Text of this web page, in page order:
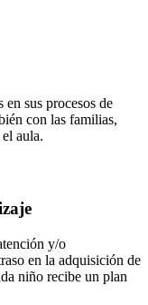
en sus procesos de
con las familias,
aula.
y/o
en la adquisición de
niño recibe un plan